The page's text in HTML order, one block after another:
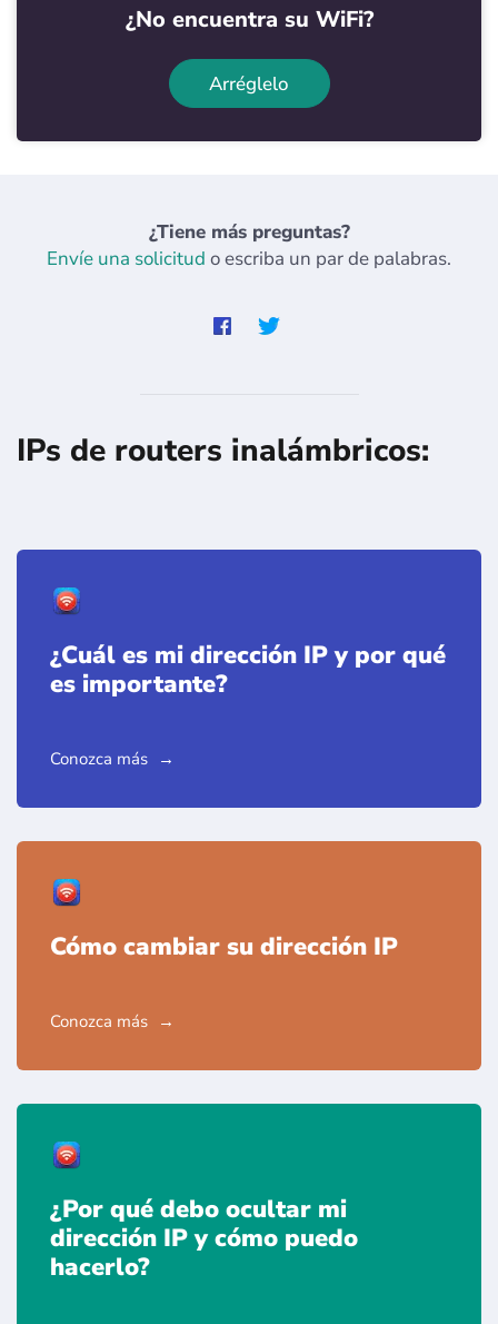
¿No encuentra su WiFi?
Arréglelo
¿Tiene más preguntas?
Envíe una solicitud o escriba un par de palabras.
IPs de routers inalámbricos:
¿Cuál es mi dirección IP y por qué
es importante?
Conozca más
Cómo cambiar su dirección IP
Conozca más
¿Por qué debo ocultar mi
dirección IP y cómo puedo
hacerlo?